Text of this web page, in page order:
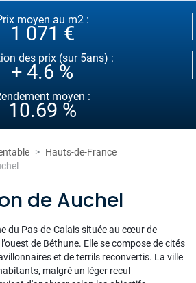
moyen au m2 :
1 071 €
des prix (sur 5ans) :
+ 4.6 %
moyen :
10.69 %
Hauts-de-France
de Auchel
du Pas-de-Calais située au cœur de
de Béthune. Elle se compose de cités
et de terrils reconvertis. La ville
malgré un léger recul